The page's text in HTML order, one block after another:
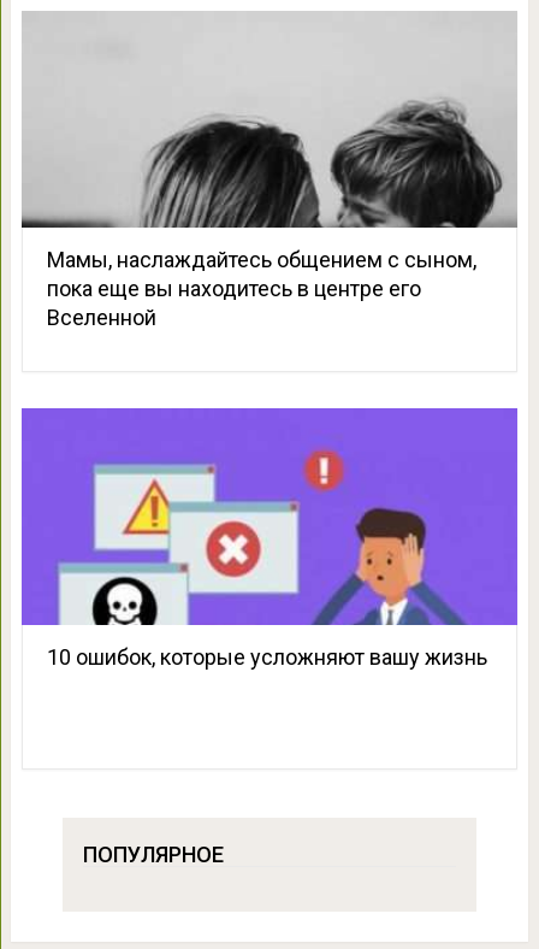
Мамы, наслаждайтесь общением с сыном,
пока еще вы находитесь в центре его
Вселенной
10 ошибок, которые усложняют вашу жизнь
ПОПУЛЯРНОЕ